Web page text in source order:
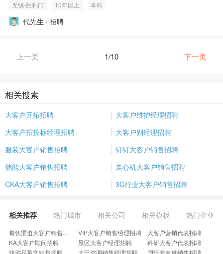
无锡-胜利门 10年以上 本科
代先生 · 招聘
上一页 1/10 下一页
相关搜索
大客户开拓招聘
大客户维护经理招聘
大客户招投标经理招聘
大客户副经理招聘
服装大客户销售招聘
钉钉大客户销售招聘
储能大客户销售招聘
走心机大客户销售招聘
CKA大客户销售招聘
3C行业大客户销售招聘
相关推荐 热门城市 相关公司 相关模板 热门企业
餐饮渠道大客户销售招聘 VIP大客户销售经理招聘
大客户营销代表招聘
KA大客户顾问招聘
景区大客户经理招聘
科研大客户代表招聘
快消品英文销售招聘
大巴空调销售经理招聘 国际充电桩销售招聘